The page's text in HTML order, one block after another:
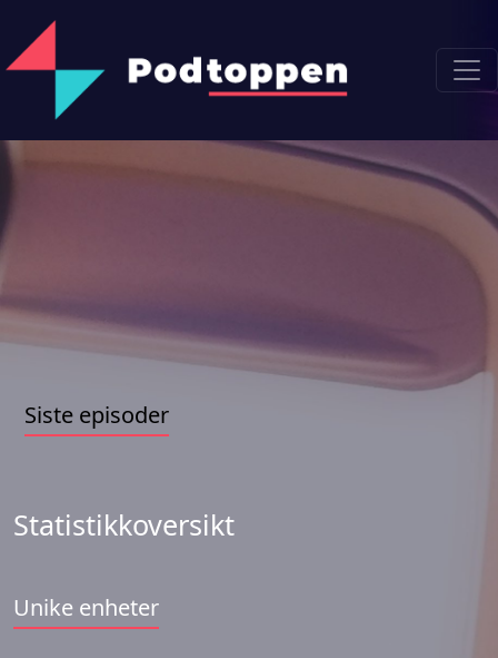
Siste episoder
Statistikkoversikt
Unike enheter